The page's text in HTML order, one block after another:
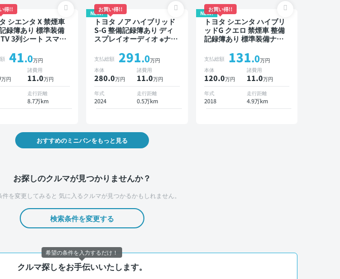
得!!
シエンタ X 禁煙車
録簿あり 標準装備
3列シート スマー
41.0万円
万円
諸費用
11.0万円
走行距離
8.7万km
NEW!
お買い得!!
トヨタ ノア ハイブリッド
S-G 整備記録簿あり ディ
スプレイオーディオ ※ナビ
ーズ 3列シート スマートキ
ー バックモニター ドライ
ブレコーダー 衝突軽減 7人
乗り
支払総額 291.0万円
本体
280.0万円
諸費用
11.0万円
年式
2024
走行距離
0.5万km
NEW!
お買い得!!
トヨタ シエンタ ハイブリ
ッドG クエロ 禁煙車 整備
記録簿あり 標準装備ナビ
クモニター ドライブレコ
ーダー 衝突軽減 両側電動
スライドドア
支払総額 131.0万円
本体
120.0万円
諸費用
11.0万円
年式
2018
走行距離
4.9万km
おすすめのミニバンをもっと見る
お探しのクルマが見つかりませんか？
件を変更してみると 気に入るクルマが見つかるかもしれません。
検索条件を変更する
クルマ探しをお手伝いいたします。
希望の条件を入力するだけ！